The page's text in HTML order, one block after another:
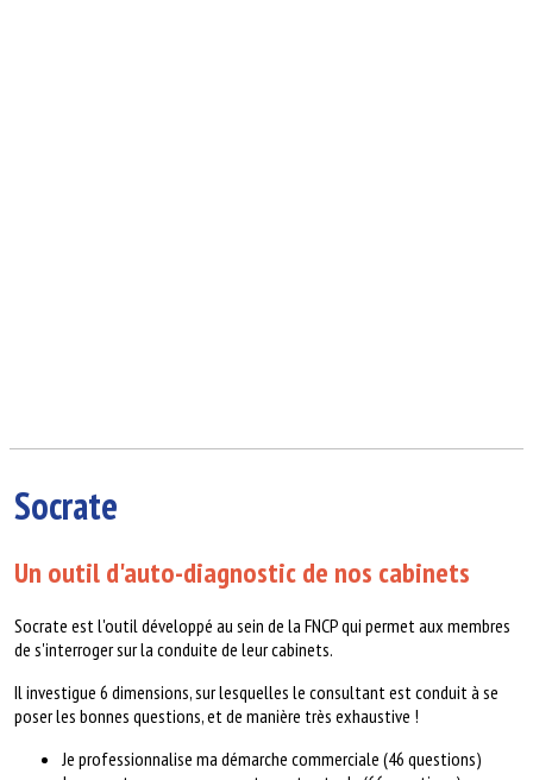
Socrate
Un outil d'auto-diagnostic de nos cabinets
Socrate est l'outil développé au sein de la FNCP qui permet aux membres
de s'interroger sur la conduite de leur cabinets.
Il investigue 6 dimensions, sur lesquelles le consultant est conduit à se
poser les bonnes questions, et de manière très exhaustive !
Je professionnalise ma démarche commerciale (46 questions)